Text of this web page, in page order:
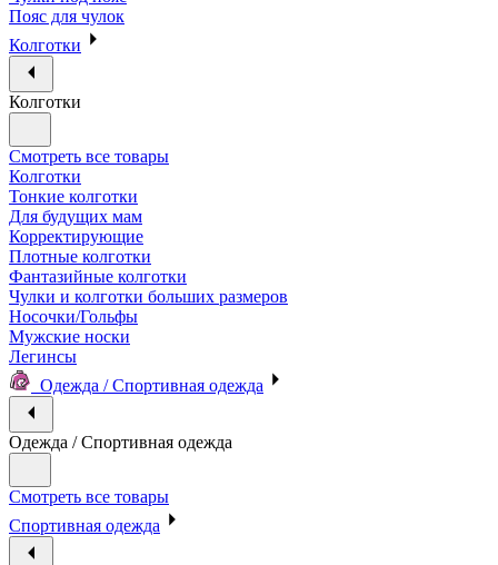
Пояс для чулок
Колготки
Колготки
Смотреть все товары
Колготки
Тонкие колготки
Для будущих мам
Корректирующие
Плотные колготки
Фантазийные колготки
Чулки и колготки больших размеров
Носочки/Гольфы
Мужские носки
Легинсы
Одежда / Спортивная одежда
Одежда / Спортивная одежда
Смотреть все товары
Спортивная одежда